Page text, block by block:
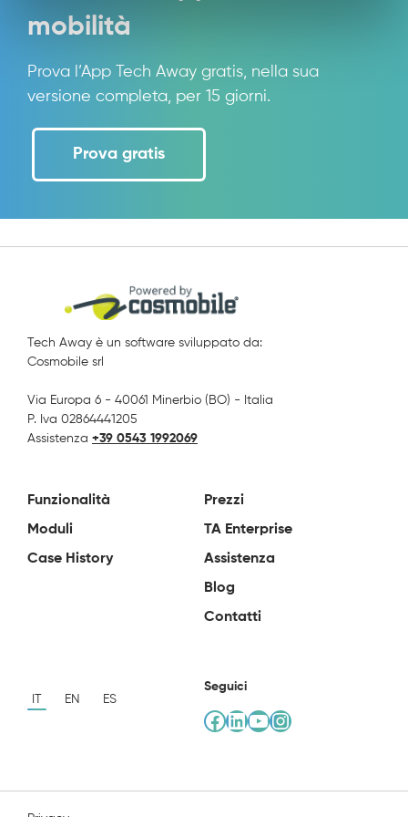
mobilità
Prova l’App Tech Away gratis, nella sua
versione completa, per 15 giorni.
Prova gratis
Tech Away è un software sviluppato da:
Cosmobile srl
Via Europa 6 - 40061 Minerbio (BO) - Italia
P. Iva 02864441205
Assistenza +39 0543 1992069
Funzionalità
Moduli
Case History
Prezzi
TA Enterprise
Assistenza
Blog
Contatti
IT EN ES
Seguici
Facebook
LinkedIn
YouTube
Instagram